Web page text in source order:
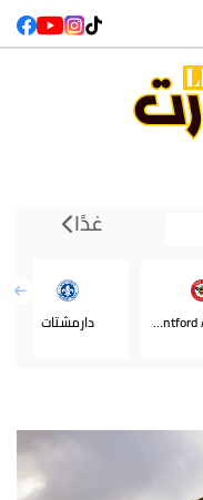
غدًا
Brentford Academy دارمشتات